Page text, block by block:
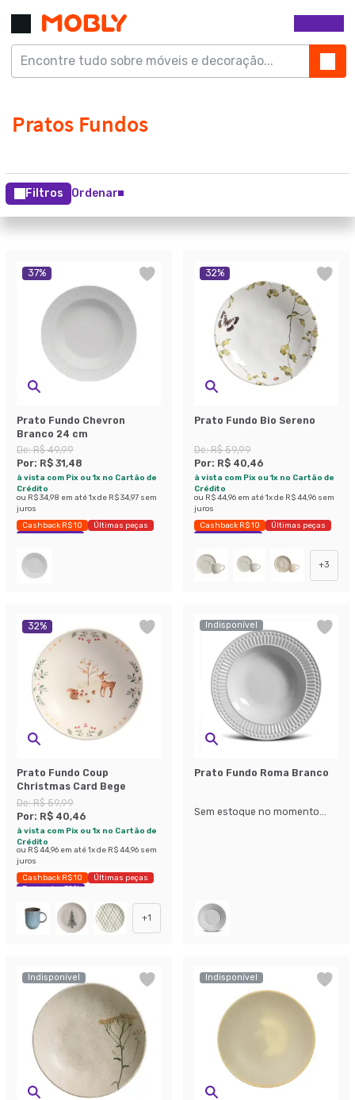
Filtros Ordenar
37%
Prato Fundo Chevron
Branco 24 cm
De:R$ 49,99
Por: R$ 31,48
à vista com Pix ou 1x no Cartão de
Crédito
ou R$ 34,98 em até1x de R$ 34,97 sem
juros
Cashback R$ 10
Últimas peças
Economize 37%
32%
Prato Fundo Bio Sereno
De:R$ 59,99
Por: R$ 40,46
à vista com Pix ou 1x no Cartão de
Crédito
ou R$ 44,96 em até1x de R$ 44,96 sem
juros
Cashback R$ 10
Últimas peças
Economize 32%
+3
32%
Prato Fundo Coup
Christmas Card Bege
De:R$ 59,99
Por: R$ 40,46
à vista com Pix ou 1x no Cartão de
Crédito
ou R$ 44,96 em até1x de R$ 44,96 sem
juros
Cashback R$ 10
Últimas peças
Economize 32%
+1
Indisponível
Prato Fundo Roma Branco
Sem estoque no momento...
Indisponível Indisponível